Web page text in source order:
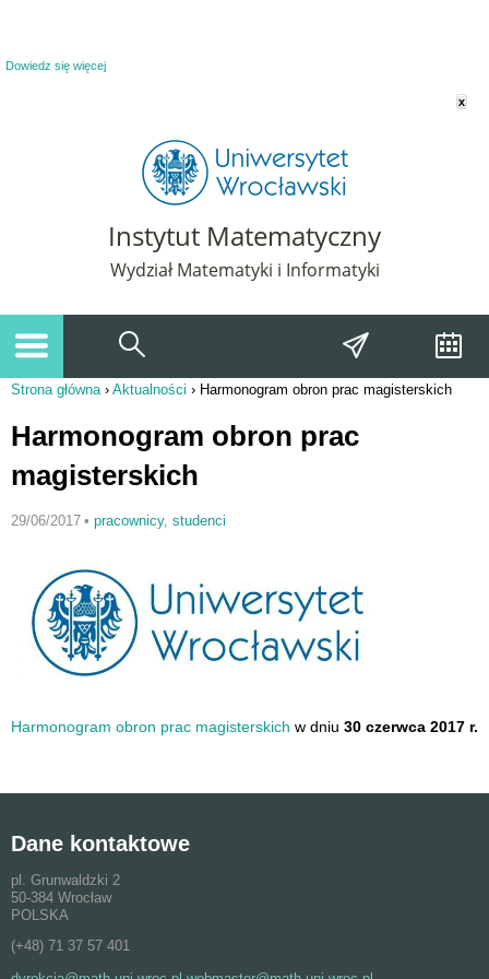
Dowiedz się więcej
x
Instytut Matematyczny
Wydział Matematyki i Informatyki
Strona główna› Aktualności › Harmonogram obron prac magisterskich
Harmonogram obron prac
magisterskich
29/06/2017 • pracownicy, studenci
Harmonogram obron prac magisterskich w dniu 30 czerwca 2017 r.
Dane kontaktowe
pl. Grunwaldzki 2
50-384 Wrocław
POLSKA
(+48) 71 37 57 401